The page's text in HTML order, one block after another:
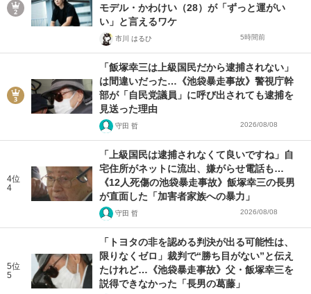
モデル・かわけい（28）が「ずっと運がい
い」と言えるワケ
市川 はるひ 5時間前
「飯塚幸三は上級国民だから逮捕されない」
は間違いだった…《池袋暴走事故》警視庁幹
部が「自民党議員」に呼び出されても逮捕を
見送った理由
守田 哲 2026/08/08
4位
4
「上級国民は逮捕されなくて良いですね」自
宅住所がネットに流出、嫌がらせ電話も…
《12人死傷の池袋暴走事故》飯塚幸三の長男
が直面した「加害者家族への暴力」
守田 哲 2026/08/08
5位
5
「トヨタの非を認める判決が出る可能性は、
限りなくゼロ」裁判で“勝ち目がない”と伝え
たけれど…《池袋暴走事故》父・飯塚幸三を
説得できなかった「長男の葛藤」